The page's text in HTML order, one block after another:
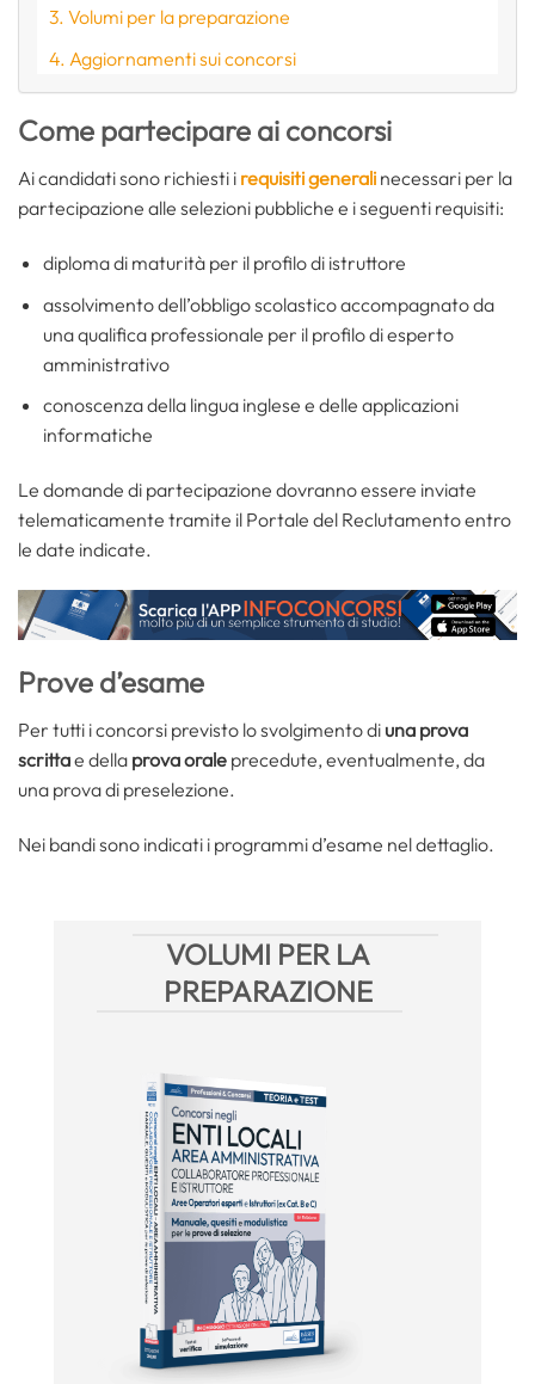
Volumi per la preparazione
Aggiornamenti sui concorsi
Come partecipare ai concorsi
Ai candidati sono richiesti i requisiti generali necessari per la
partecipazione alle selezioni pubbliche e i seguenti requisiti:
diploma di maturità per il profilo di istruttore
assolvimento dell’obbligo scolastico accompagnato da
una qualifica professionale per il profilo di esperto
amministrativo
conoscenza della lingua inglese e delle applicazioni
informatiche
Le domande di partecipazione dovranno essere inviate
telematicamente tramite il Portale del Reclutamento entro
le date indicate.
Prove d’esame
Per tutti i concorsi previsto lo svolgimento di una prova
scrittae della prova orale precedute, eventualmente, da
una prova di preselezione.
Nei bandi sono indicati i programmi d’esame nel dettaglio.
VOLUMI PER LA
PREPARAZIONE